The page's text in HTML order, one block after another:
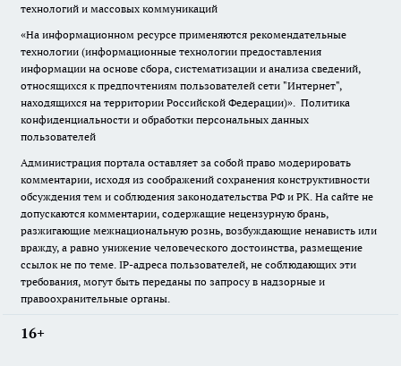
технологий и массовых коммуникаций
«На информационном ресурсе применяются рекомендательные
технологии (информационные технологии предоставления
информации на основе сбора, систематизации и анализа сведений,
относящихся к предпочтениям пользователей сети "Интернет",
находящихся на территории Российской Федерации)». Политика
конфиденциальности и обработки персональных данных
пользователей
Администрация портала оставляет за собой право модерировать
комментарии, исходя из соображений сохранения конструктивности
обсуждения тем и соблюдения законодательства РФ и РК. На сайте не
допускаются комментарии, содержащие нецензурную брань,
разжигающие межнациональную рознь, возбуждающие ненависть или
вражду, а равно унижение человеческого достоинства, размещение
ссылок не по теме. IP-адреса пользователей, не соблюдающих эти
требования, могут быть переданы по запросу в надзорные и
правоохранительные органы.
16+